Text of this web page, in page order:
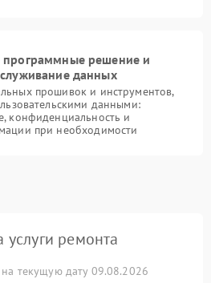
решение и
данных
прошивок и инструментов,
данными:
конфиденциальность и
при необходимости
ремонта
текущую дату 09.08.2026